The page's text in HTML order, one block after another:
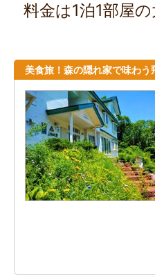
料金は1泊1部屋
美食旅！森の隠れ家で味わ